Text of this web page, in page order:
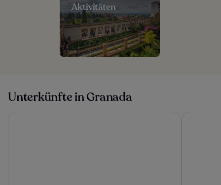
Aktivitäten
Unterkünfte in Granada